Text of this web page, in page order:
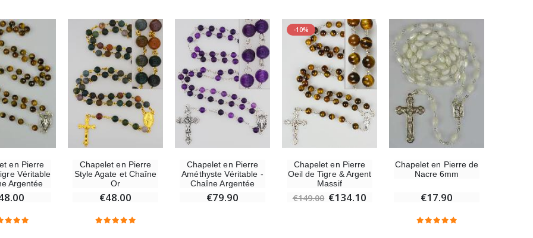
en Pierre
Véritable
Argentée
Chapelet en Pierre
Style Agate et Chaîne
Or
€48.00
Chapelet en Pierre
Améthyste Véritable -
Chaîne Argentée
€79.90
-10%
Chapelet en Pierre
Oeil de Tigre & Argent
Massif
€149.00 €134.10
Chapelet en Pierre de
Nacre 6mm
€17.90
€6.00
-10%
Statue Vierge Miraculeuse Lumineuse
Une bougie 150 gr et votre Prière déposées à Lourdes
€10.00 €7.00
-20%
€12.00 €9.60
€6.00
-10%